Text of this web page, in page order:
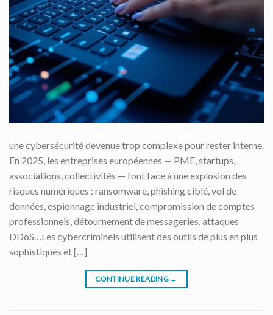
une cybersécurité devenue trop complexe pour rester interne.
En 2025, les entreprises européennes — PME, startups,
associations, collectivités — font face à une explosion des
risques numériques : ransomware, phishing ciblé, vol de
données, espionnage industriel, compromission de comptes
professionnels, détournement de messageries, attaques
DDoS…Les cybercriminels utilisent des outils de plus en plus
sophistiqués et […]
CONTINUE READING →